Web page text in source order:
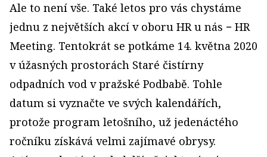
Ale to není vše. Také letos pro vás chystáme
jednu z největších akcí v oboru HR u nás − HR
Meeting. Tentokrát se potkáme 14. května 2020
v úžasných prostorách Staré čistírny
odpadních vod v pražské Podbabě. Tohle
datum si vyznačte ve svých kalendářích,
protože program letošního, už jedenáctého
ročníku získává velmi zajímavé obrysy.